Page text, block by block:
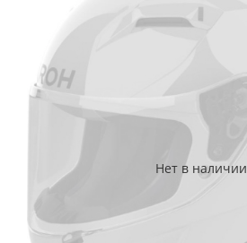
Нет в наличии